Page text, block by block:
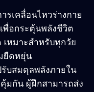
รเคลื่อนไหวร่างกาย
พื่อกระตุ้นพลังชีวิต
เหมาะสำหรับทุกวัย
ยืดหยุ่น
บสมดุลพลังภายใน
มกัน ผู้ฝึกสามารถส่ง